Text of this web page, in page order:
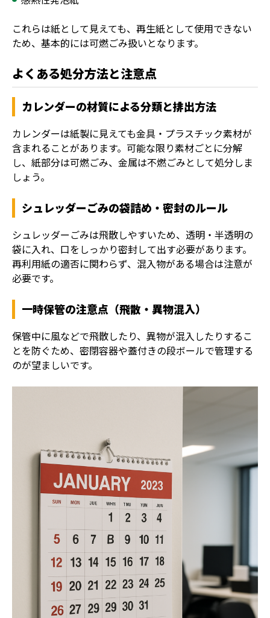
これらは紙として見えても、再生紙として使用できない
ため、基本的には可燃ごみ扱いとなります。
よくある処分方法と注意点
カレンダーの材質による分類と排出方法
カレンダーは紙製に見えても金具・プラスチック素材が
含まれることがあります。可能な限り素材ごとに分解
し、紙部分は可燃ごみ、金属は不燃ごみとして処分しま
しょう。
シュレッダーごみの袋詰め・密封のルール
シュレッダーごみは飛散しやすいため、透明・半透明の
袋に入れ、口をしっかり密封して出す必要があります。
再利用紙の適否に関わらず、混入物がある場合は注意が
必要です。
一時保管の注意点（飛散・異物混入）
保管中に風などで飛散したり、異物が混入したりするこ
とを防ぐため、密閉容器や蓋付きの段ボールで管理する
のが望ましいです。